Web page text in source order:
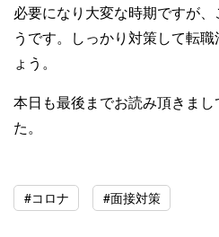
必要になり大変な時期ですが
うです。しっかり対策して転
ょう。
本日も最後までお読み頂きま
た。
#コロナ #面接対策